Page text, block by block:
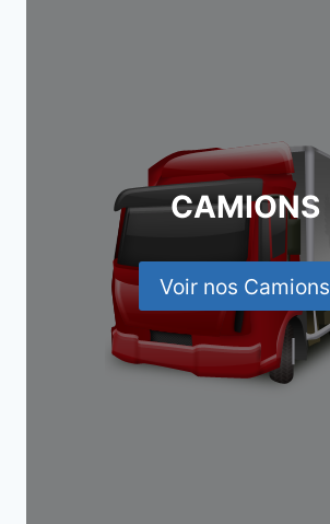
CAMIONS
Voir nos Camions